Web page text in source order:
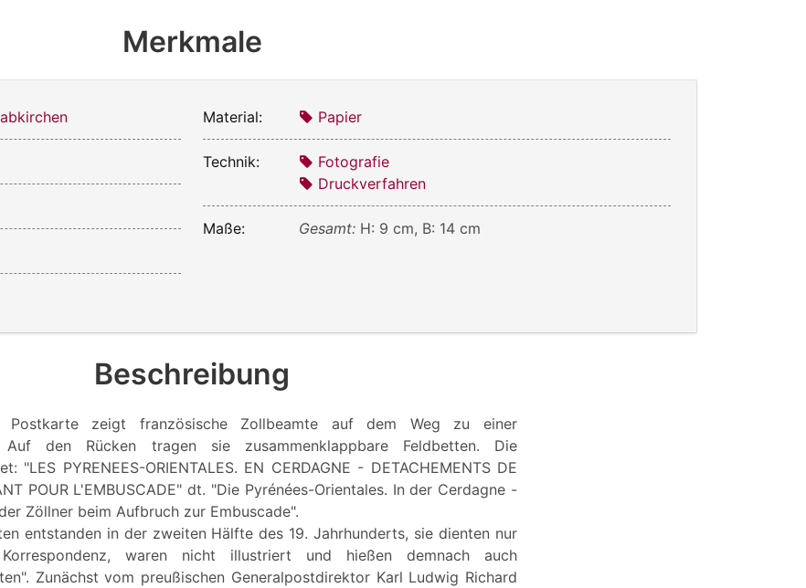
Merkmale
Material: Papier
Technik:
Fotografie
Druckverfahren
Maße: Gesamt: H: 9 cm, B: 14 cm
Beschreibung
Postkarte zeigt französische Zollbeamte auf dem Weg zu einer
Auf den Rücken tragen sie zusammenklappbare Feldbetten. Die
"LES PYRENEES-ORIENTALES. EN CERDAGNE - DETACHEMENTS DE
POUR L'EMBUSCADE" dt. "Die Pyrénées-Orientales. In der Cerdagne -
Zöllner beim Aufbruch zur Embuscade".
entstanden in der zweiten Hälfte des 19. Jahrhunderts, sie dienten nur
waren nicht illustriert und hießen demnach auch
Zunächst vom preußischen Generalpostdirektor Karl Ludwig Richard